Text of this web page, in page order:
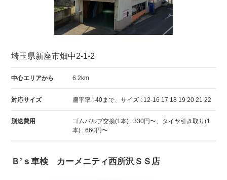
埼玉県新座市畑中2-1-2
中心エリアから 6.2km
対応サイズ 扁平率 : 40まで、サイズ : 12-16 17 18 19 20 21 22
別途費用
ゴムバルブ交換(1本) : 330円〜、タイヤ引き取り(1
本) : 660円〜
Ｂ’ｓ車検 カーメニティ西所沢ＳＳ店